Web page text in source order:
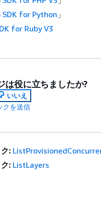
SDK for Python 」
for Ruby V3
は役に立ちましたか?
いいえ
クを送信
:
: ListLayers